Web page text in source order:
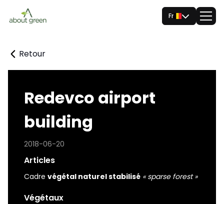
Fr
Retour
Redevco airport
building
2018-06-20
Articles
Cadre végétal naturel stabilisé « sparse forest »
Végétaux